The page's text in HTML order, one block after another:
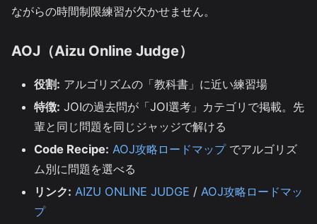
ながらの時間制限練習が欠かせません。
AOJ（Aizu Online Judge）
役割: アルゴリズムの「教科書」に近い練習場
特徴: JOIの過去問が「JOI選考」カテゴリで掲載。先
輩と同じ問題を同じジャッジで解ける
Code Recipe: AOJ攻略ロードマップでアルゴリズ
ム別に問題を選べる
リンク: AIZU ONLINE JUDGE / AOJ攻略ロードマッ
プ